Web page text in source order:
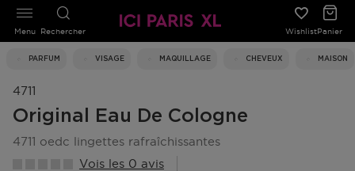
Rechercher WishlistPanier
PARFUM VISAGE MAQUILLAGE CHEVEUX MAISON
Menu
4711
Original Eau De Cologne
4711 oedc lingettes rafraîchissantes
Vois les 0 avis